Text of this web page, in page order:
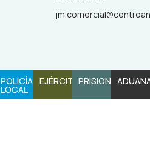
POLICÍA
LOCAL
EJÉRCITOPRISIONES